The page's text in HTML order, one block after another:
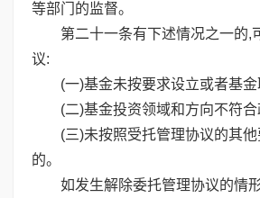
等部门的监督。
第二十一条有下述情况之一的,
议:
(一)基金未按要求设立或者基金
(二)基金投资领域和方向不符合
(三)未按照受托管理协议的其他
的。
如发生解除委托管理协议的情